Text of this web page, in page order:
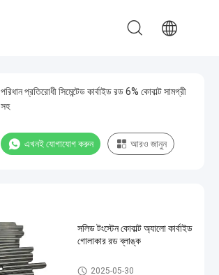
পরিধান প্রতিরোধী সিমেন্টেড কার্বাইড রড 6% কোবাল্ট সামগ্রী
সহ
এখনই যোগাযোগ করুন আরও জানুন
সলিড টংস্টেন কোবাল্ট অ্যালো কার্বাইড
গোলাকার রড ব্লাঙ্ক
সিমেন্টেড কার্বাইড রড
2025-05-30